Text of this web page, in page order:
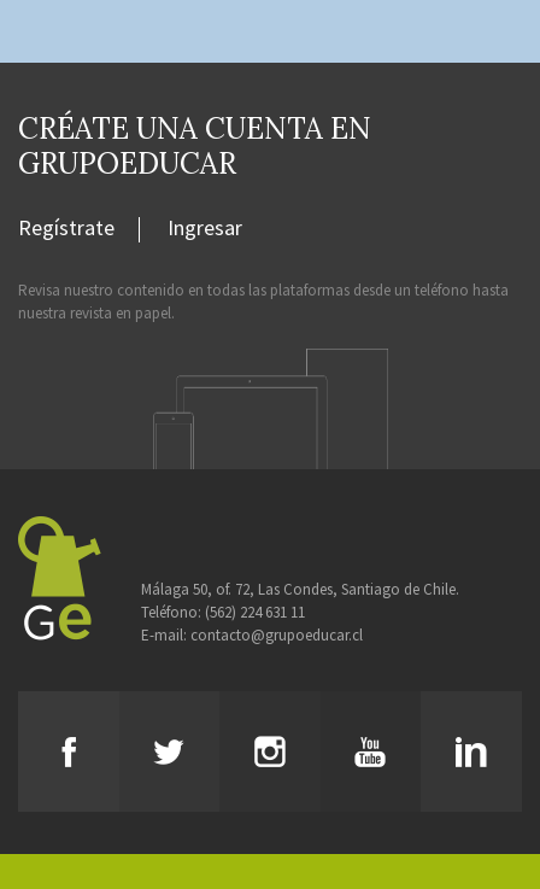
CRÉATE UNA CUENTA EN
GRUPOEDUCAR
Regístrate Ingresar
Revisa nuestro contenido en todas las plataformas desde un teléfono hasta
nuestra revista en papel.
Málaga 50, of. 72, Las Condes, Santiago de Chile.
Teléfono: (562) 224 631 11
E-mail: contacto@grupoeducar.cl